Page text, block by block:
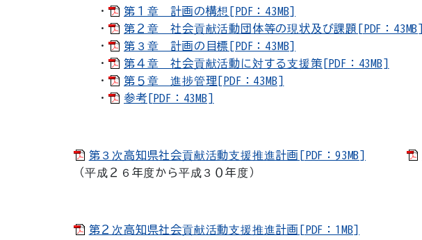
・
第１章 計画の構想[PDF：43MB]
・
第２章 社会貢献活動団体等の現状及び課題[PDF：43MB]
・
第３章 計画の目標[PDF：43MB]
・
第４章 社会貢献活動に対する支援策[PDF：43MB]
・
第５章 進捗管理[PDF：43MB]
・
参考[PDF：43MB]
第３次高知県社会貢献活動支援推進計画[PDF：93MB]
（平成２６年度から平成３０年度）
第２次高知県社会貢献活動支援推進計画[PDF：1MB]